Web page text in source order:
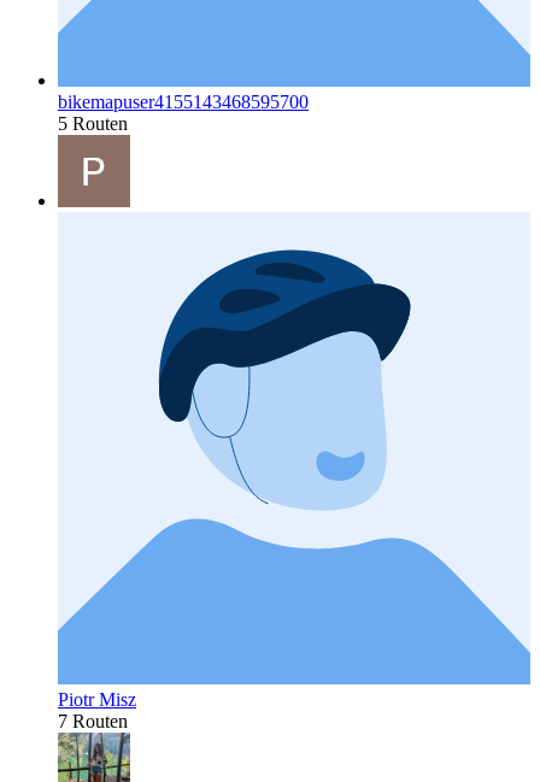
bikemapuser4155143468595700
5 Routen
Piotr Misz
7 Routen